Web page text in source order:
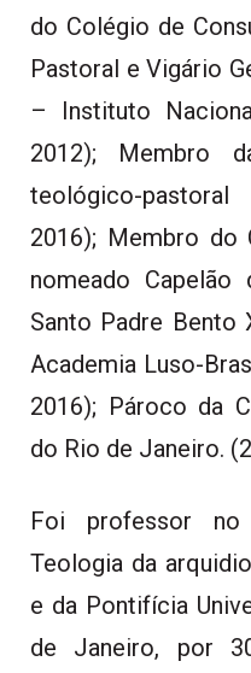
do Colégio de
Pastoral e Vigário
– Instituto
2012); Membro
teológico-
2016); Membro do
nomeado Capelão
Santo Padre Bento
Academia Luso-
2016); Pároco da
do Rio de Janeiro.
Foi professor
Teologia da
e da Pontifícia
de Janeiro, por